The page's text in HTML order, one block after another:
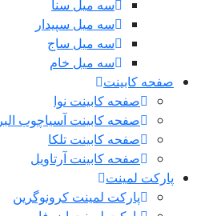
سه میل سنا
سه میل سپیدار
سه میل ساج
سه میل خام
صفحه کابینت
صفحه کابینت نوا
صفحه کابینت آسیاچوب البرز
صفحه کابینت تلکا
صفحه کابینت آرتاویل
پارکت لمینت
پارکت لمینت کرونوگرین